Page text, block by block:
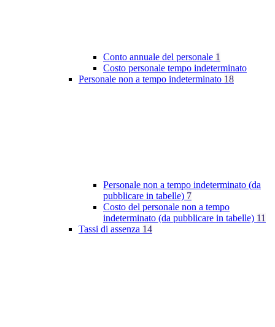
Conto annuale del personale 1
Costo personale tempo indeterminato
Personale non a tempo indeterminato 18
Personale non a tempo indeterminato (da
pubblicare in tabelle) 7
Costo del personale non a tempo
indeterminato (da pubblicare in tabelle) 11
Tassi di assenza 14